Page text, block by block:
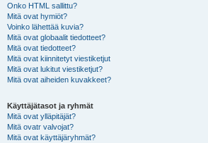
Onko HTML sallittu?
Mitä ovat hymiöt?
Voinko lähettää kuvia?
Mitä ovat globaalit tiedotteet?
Mitä ovat tiedotteet?
Mitä ovat kiinnitetyt viestiketjut
Mitä ovat lukitut viestiketjut?
Mitä ovat aiheiden kuvakkeet?
Käyttäjätasot ja ryhmät
Mitä ovat ylläpitäjät?
Mitä ovatr valvojat?
Mitä ovat käyttäjäryhmät?